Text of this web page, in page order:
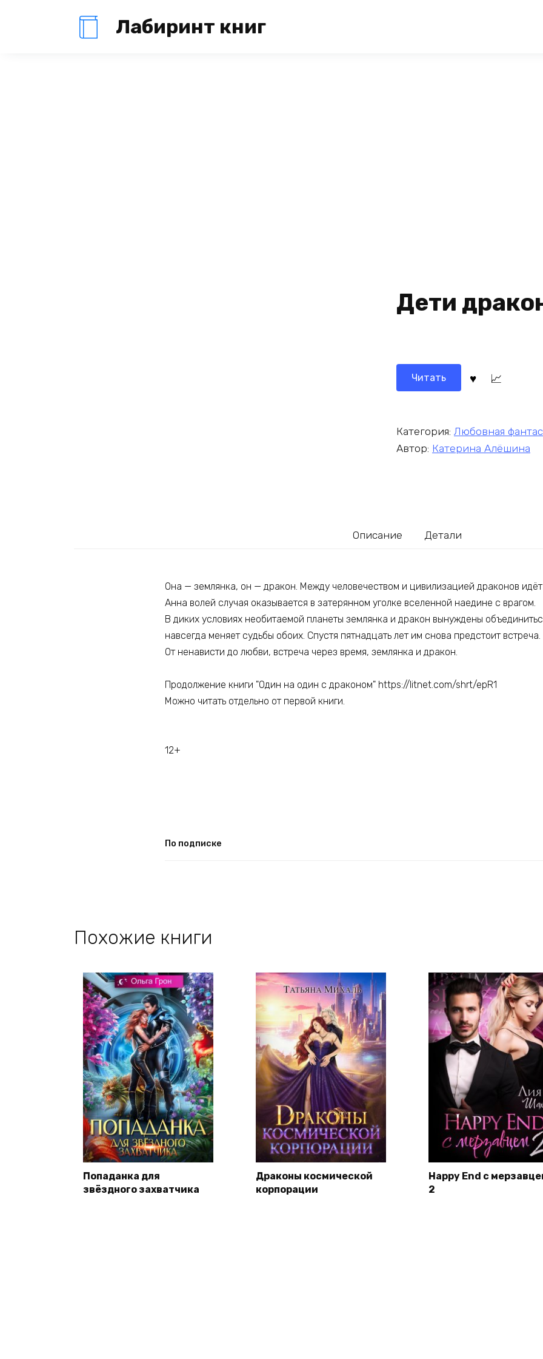
Лабиринт книг
Дети
Читать
Категория: Любовная
Автор: Катерина Алёшина
Описание Детали
Она — землянка, он — дракон. Между человечеством и цивилизацией драконов
Анна волей случая оказывается в затерянном уголке вселенной наедине с врагом.
В диких условиях необитаемой планеты землянка и дракон вынуждены
навсегда меняет судьбы обоих. Спустя пятнадцать лет им снова предстоит встреча.
От ненависти до любви, встреча через время, землянка и дракон.
Продолжение книги "Один на один с драконом" https://litnet.com/shrt/epR1
Можно читать отдельно от первой книги.
12+
По подписке
Похожие книги
Попаданка для
звёздного захватчика
Драконы космической
корпорации
Happy End с
2